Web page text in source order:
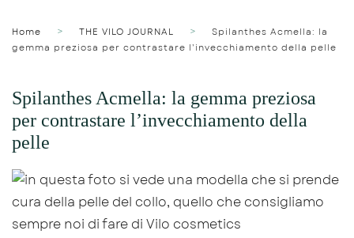
Home THE VILO JOURNAL
Spilanthes Acmella: la
gemma preziosa per contrastare l’invecchiamento della pelle
Spilanthes Acmella: la gemma preziosa
per contrastare l’invecchiamento della
pelle